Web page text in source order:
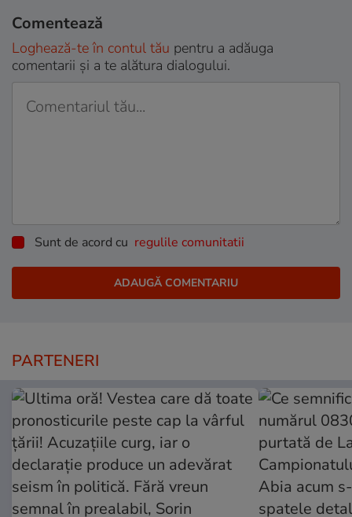
Comentează
Loghează-te în contul tău pentru a adăuga
comentarii și a te alătura dialogului.
Sunt de acord cu regulile comunitatii
PARTENERI